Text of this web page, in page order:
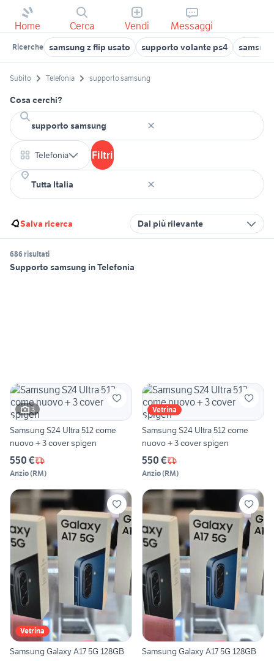
Home Cerca Vendi Messaggi
Ricerche samsung z flip usato supporto volante ps4
Subito Telefonia supporto samsung
Cosa cerchi?
Telefonia Filtri
Salva ricerca Dal più rilevante
686 risultati
Supporto samsung in Telefonia
3
Samsung S24 Ultra 512 come
nuovo + 3 cover spigen
550 €
Anzio(RM)
Vetrina
Samsung S24 Ultra 512 come
nuovo + 3 cover spigen
550 €
Anzio(RM)
Vetrina
Samsung Galaxy A17 5G 128GB Samsung Galaxy A17 5G 128GB